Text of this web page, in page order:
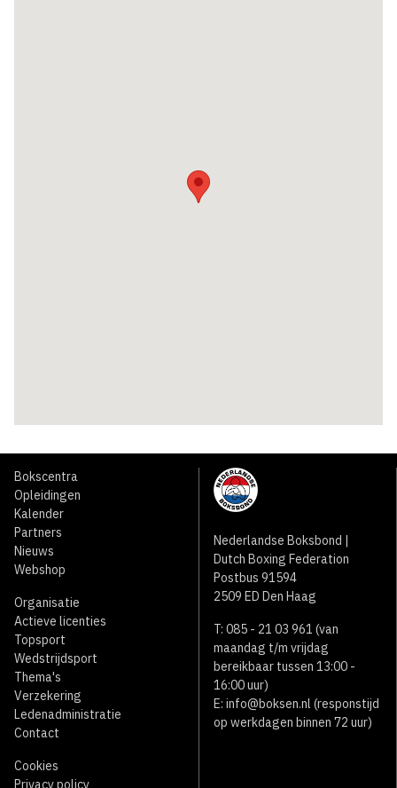
Bokscentra
Opleidingen
Kalender
Partners
Nieuws
Webshop
Organisatie
Actieve licenties
Topsport
Wedstrijdsport
Thema's
Verzekering
Ledenadministratie
Contact
Cookies
Privacy policy
Nederlandse Boksbond |
Dutch Boxing Federation
Postbus 91594
2509 ED Den Haag
T: 085 - 21 03 961 (van
maandag t/m vrijdag
bereikbaar tussen 13:00 -
16:00 uur)
E: info@boksen.nl (responstijd
op werkdagen binnen 72 uur)